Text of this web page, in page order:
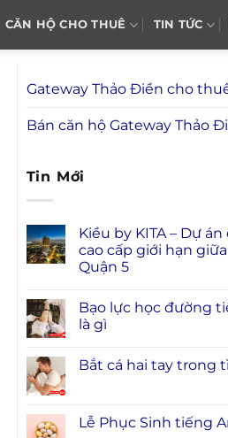
CĂN HỘ CHO THUÊ TIN TỨC
Gateway Thảo Điền cho
Bán căn hộ Gateway Thảo
Tin Mới
Kiều by KITA – Dự án
cao cấp giới hạn
Quận 5
Bạo lực học đường
là gì
Bắt cá hai tay trong
Lễ Phục Sinh tiếng